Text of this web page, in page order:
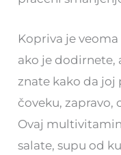
Kopriva je
ako je dodirnete,
znate kako da joj
čoveku, zapravo,
Ovaj
salate, supu od